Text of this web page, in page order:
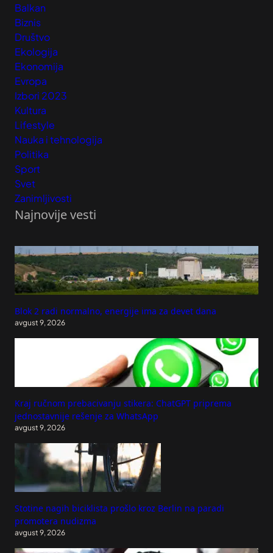
Balkan
Biznis
Društvo
Ekologija
Ekonomija
Evropa
Izbori 2023
Kultura
Lifestyle
Nauka i tehnologija
Politika
Sport
Svet
Zanimljivosti
Najnovije vesti
Blok 2 radi normalno, energije ima za devet dana
avgust 9, 2026
Kraj ručnom prebacivanju stikera: ChatGPT priprema
jednostavnije rešenje za WhatsApp
avgust 9, 2026
Stotine nagih biciklista prošlo kroz Berlin na paradi
promotera nudizma
avgust 9, 2026